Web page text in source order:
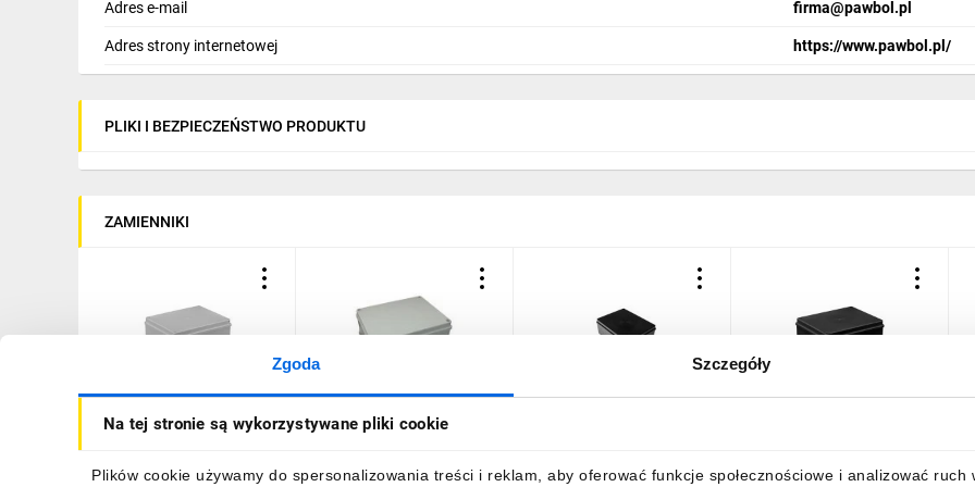
Zgoda Szczegóły
Na tej stronie są wykorzystywane pliki cookie
Plików cookie używamy do spersonalizowania treści i reklam, aby oferować funkcje społecznościowe i analizować
Adres e-mail firma@pawbol.pl
Adres strony internetowej https://www.pawbol.pl/
PLIKI I BEZPIECZEŃSTWO PRODUKTU
ZAMIENNIKI
Puszka n/t hermetyczna
240x190x90 bez dławików
32,24 złbrutto
Puszka n/t hermetyczna
240x190x90 12 dławików
36,86 zł brutto
dławików, bezhalogenowa,
33,87 zł brutto
czarna, IP65 /S-BOX 506C/
38,71 złbrutto